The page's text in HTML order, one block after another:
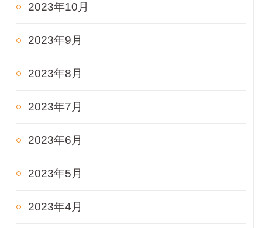
2023年10月
2023年9月
2023年8月
2023年7月
2023年6月
2023年5月
2023年4月